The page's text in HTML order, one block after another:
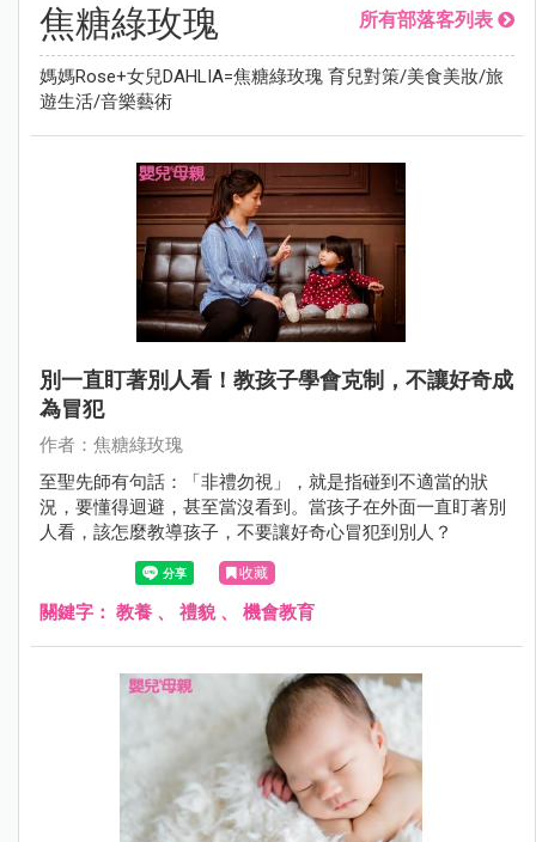
焦糖綠玫瑰 所有部落客列表
媽媽Rose+女兒DAHLIA=焦糖綠玫瑰 育兒對策/美食美妝/旅
遊生活/音樂藝術
別一直盯著別人看！教孩子學會克制，不讓好奇成
為冒犯
作者：焦糖綠玫瑰
至聖先師有句話：「非禮勿視」，就是指碰到不適當的狀
況，要懂得迴避，甚至當沒看到。當孩子在外面一直盯著別
人看，該怎麼教導孩子，不要讓好奇心冒犯到別人？
收藏
關鍵字： 教養 、 禮貌、 機會教育